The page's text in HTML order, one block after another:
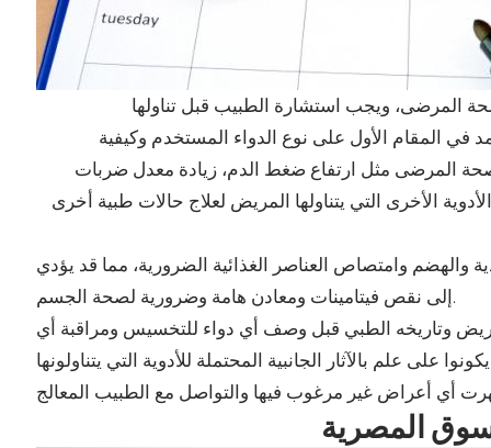
المقام الأول على نوع الدواء المستخدم وكيفية
المرضى مثل ارتفاع ضغط الدم، زيادة معدل ضربات
الأخرى التي يتناولها المريض لعلاج حالات طبية أخرى
والهضم وامتصاص العناصر الغذائية الضرورية، مما قد يؤدي
إلى نقص فيتامينات ومعادن هامة وضرورية لصحة الجسم.
وتاريخه الطبي قبل وصف أي دواء للتخسيس ومراقبة أي
علم بالآثار الجانبية المحتملة للأدوية التي يتناولونها
المصرية